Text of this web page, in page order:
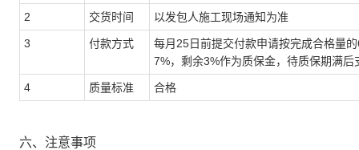
2 交货时间 以发包人施工现场通知为准
3 付款方式
每月25日前提交付款申请按完成合格量
7%，剩余3%作为质保金，待质保期满
4 质量标准 合格
六、注意事项